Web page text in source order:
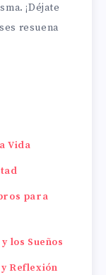
¡Déjate
resuena
Vida
para
los Sueños
Reflexión